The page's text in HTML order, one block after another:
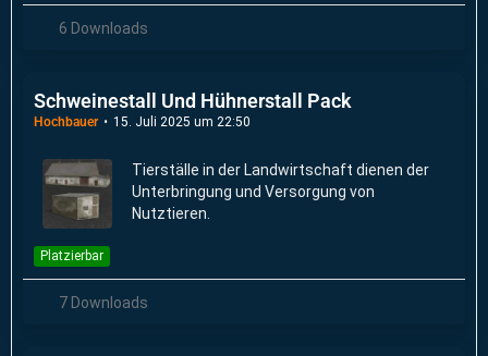
6 Downloads
Schweinestall Und Hühnerstall Pack
Hochbauer 15. Juli 2025 um 22:50
Tierställe in der Landwirtschaft dienen der
Unterbringung und Versorgung von
Nutztieren.
Platzierbar
7 Downloads